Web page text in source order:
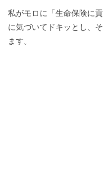
私がモロに「生命保険に
に気づいてドキッとし、
ます。